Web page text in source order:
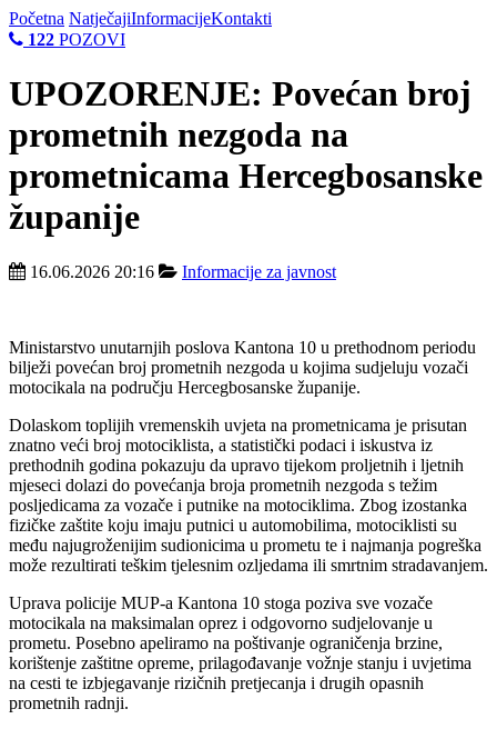
Početna NatječajiInformacijeKontakti
122 POZOVI
UPOZORENJE: Povećan broj
prometnih nezgoda na
prometnicama Hercegbosanske
županije
16.06.2026 20:16 Informacije za javnost
Ministarstvo unutarnjih poslova Kantona 10 u prethodnom periodu
bilježi povećan broj prometnih nezgoda u kojima sudjeluju vozači
motocikala na području Hercegbosanske županije.
Dolaskom toplijih vremenskih uvjeta na prometnicama je prisutan
znatno veći broj motociklista, a statistički podaci i iskustva iz
prethodnih godina pokazuju da upravo tijekom proljetnih i ljetnih
mjeseci dolazi do povećanja broja prometnih nezgoda s težim
posljedicama za vozače i putnike na motociklima. Zbog izostanka
fizičke zaštite koju imaju putnici u automobilima, motociklisti su
među najugroženijim sudionicima u prometu te i najmanja pogreška
može rezultirati teškim tjelesnim ozljedama ili smrtnim stradavanjem.
Uprava policije MUP-a Kantona 10 stoga poziva sve vozače
motocikala na maksimalan oprez i odgovorno sudjelovanje u
prometu. Posebno apeliramo na poštivanje ograničenja brzine,
korištenje zaštitne opreme, prilagođavanje vožnje stanju i uvjetima
na cesti te izbjegavanje rizičnih pretjecanja i drugih opasnih
prometnih radnji.